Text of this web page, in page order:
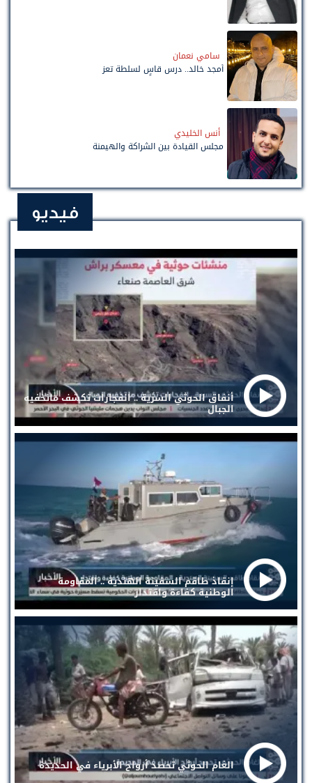
سامي نعمان
أمجد خالد.. درس قاسٍ لسلطة تعز
أنس الخليدي
مجلس القيادة بين الشراكة والهيمنة
فيديو
أنفاق الحوثي السرية .. انفجارات تكشف ماتخفيه
الجبال
إنقاذ طاقم السفينة الهندية .. المقاومة
الوطنية كفاءة واقتدار
الغام الحوثي تحصد أرواح الأبرياء في الحديدة